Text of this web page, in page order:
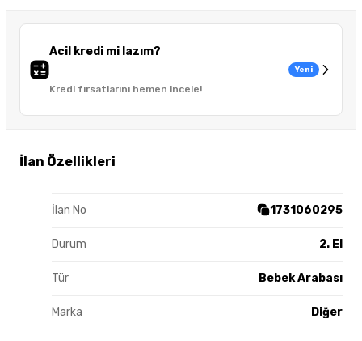
Acil kredi mi lazım?
Kredi fırsatlarını hemen incele!
Yeni
İlan Özellikleri
İlan No 1731060295
Durum 2. El
Tür Bebek Arabası
Marka Diğer